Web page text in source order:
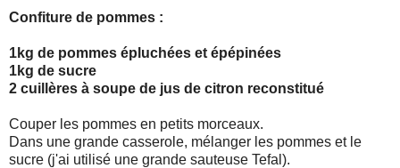
Confiture de pommes :
1kg de pommes épluchées et épépinées
1kg de sucre
2 cuillères à soupe de jus de citron reconstitué
Couper les pommes en petits morceaux.
Dans une grande casserole, mélanger les pommes et le
sucre (j'ai utilisé une grande sauteuse Tefal).